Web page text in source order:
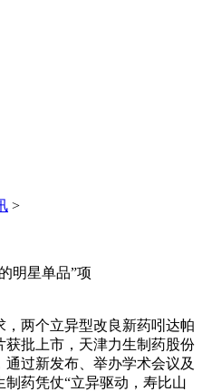
>
明星单品”项
两个立异型改良新药吲达帕
批上市，天津力生制药股份
过新发布、举办学术会议及
药凭仗“立异驱动，寿比山